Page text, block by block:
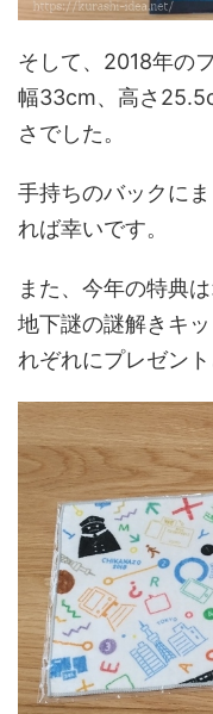
そして、2018年の
幅33cm、高さ
さでした。
手持ちのバックに
れば幸いです。
また、今年の特典
地下謎の謎解きキ
れぞれにプレゼント